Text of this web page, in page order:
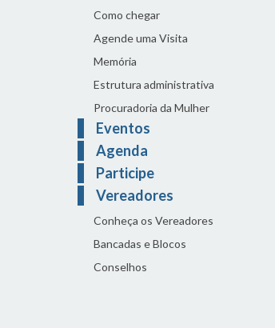
Como chegar
Agende uma Visita
Memória
Estrutura administrativa
Procuradoria da Mulher
Eventos
Agenda
Participe
Vereadores
Conheça os Vereadores
Bancadas e Blocos
Conselhos